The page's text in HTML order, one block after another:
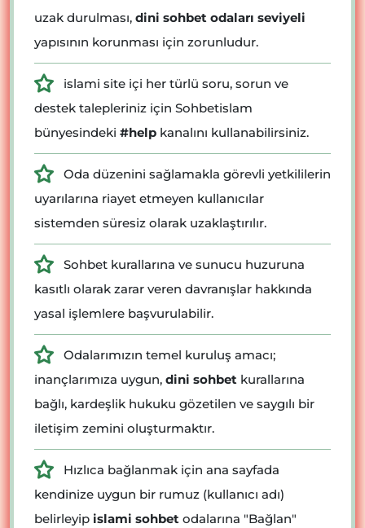
uzak durulması, dini sohbet odaları seviyeli
yapısının korunması için zorunludur.
islami site içi her türlü soru, sorun ve
destek talepleriniz için Sohbetislam
bünyesindeki #help kanalını kullanabilirsiniz.
Oda düzenini sağlamakla görevli yetkililerin
uyarılarına riayet etmeyen kullanıcılar
sistemden süresiz olarak uzaklaştırılır.
Sohbet kurallarına ve sunucu huzuruna
kasıtlı olarak zarar veren davranışlar hakkında
yasal işlemlere başvurulabilir.
Odalarımızın temel kuruluş amacı;
inançlarımıza uygun, dini sohbet kurallarına
bağlı, kardeşlik hukuku gözetilen ve saygılı bir
iletişim zemini oluşturmaktır.
Hızlıca bağlanmak için ana sayfada
kendinize uygun bir rumuz (kullanıcı adı)
belirleyip islami sohbet odalarına "Bağlan"